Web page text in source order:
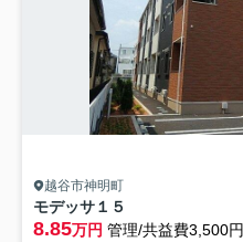
越谷市神明町
モデッサ１５
8.85万円 管理/共益費3,500円